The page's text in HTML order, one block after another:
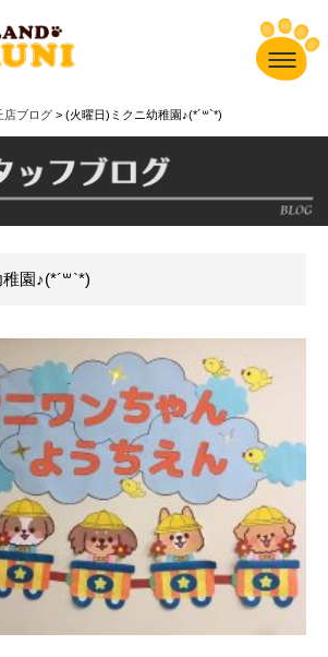
店ブログ > (火曜日)ミクニ幼稚園♪(*´꒳`*)
園♪(*´꒳`*)